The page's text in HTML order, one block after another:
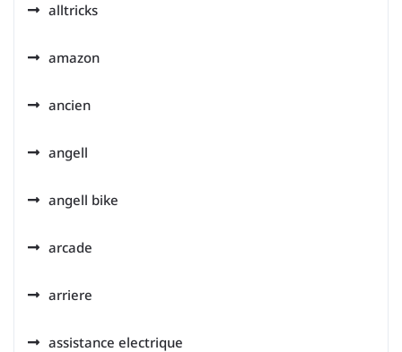
alltricks
amazon
ancien
angell
angell bike
arcade
arriere
assistance electrique